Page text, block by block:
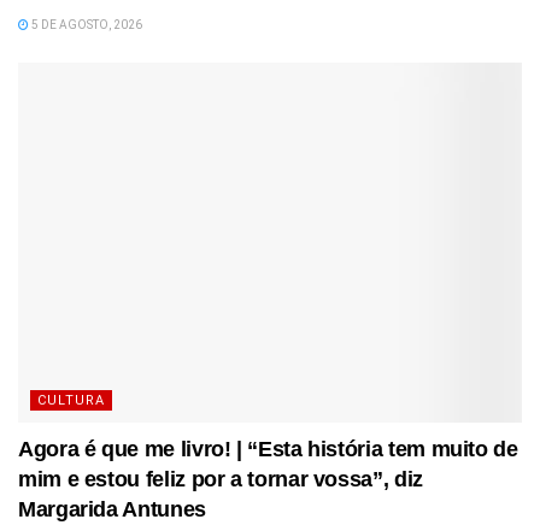
5 DE AGOSTO, 2026
CULTURA
Agora é que me livro! | “Esta história tem muito de
mim e estou feliz por a tornar vossa”, diz
Margarida Antunes